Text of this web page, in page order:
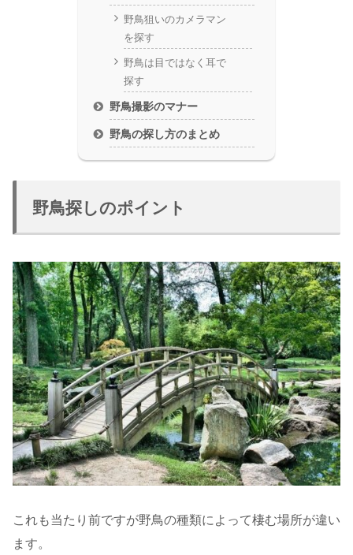
野鳥狙いのカメラマン
を探す
野鳥は目ではなく耳で
探す
野鳥撮影のマナー
野鳥の探し方のまとめ
野鳥探しのポイント
これも当たり前ですが野鳥の種類によって棲む場所が違い
ます。